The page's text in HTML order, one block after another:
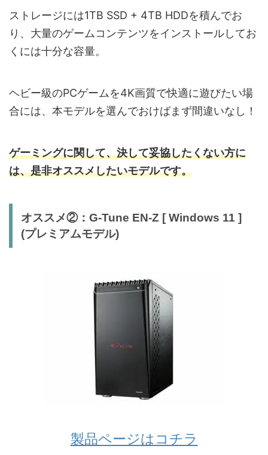
ストレージには1TB SSD + 4TB HDDを積んでお
り、大量のゲームコンテンツをインストールしてお
くには十分な容量。
ヘビー級のPCゲームを4K画質で快適に遊びたい場
合には、本モデルを選んでおけばまず間違いなし！
ゲーミングに関して、決して妥協したくない方に
は、是非オススメしたいモデルです。
オススメ②：G-Tune EN-Z [ Windows 11 ]
(プレミアムモデル)
製品ページはコチラ